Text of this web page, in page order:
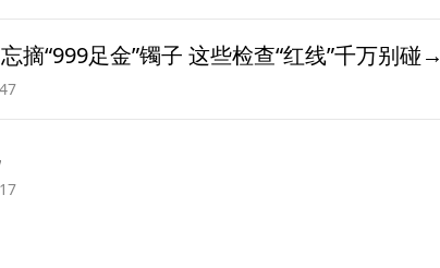
摘“999足金”镯子 这些检查“红线”千万别碰→